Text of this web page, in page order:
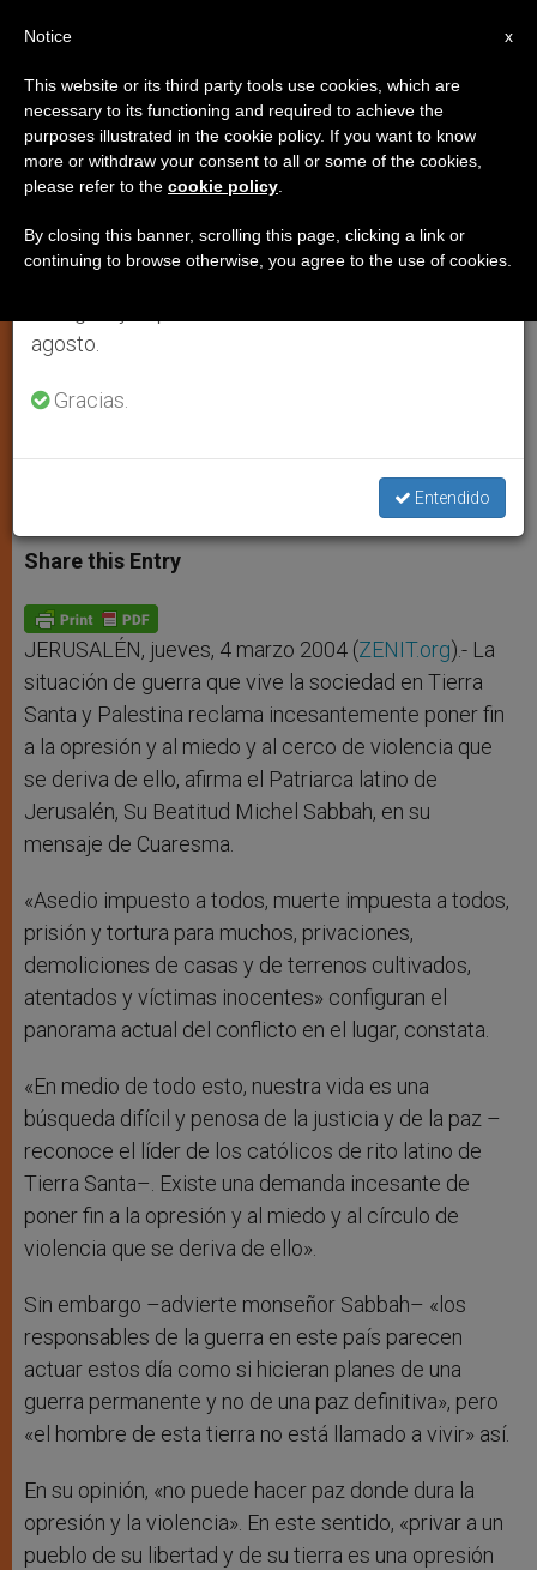
El Patriarca latino de Jerusalén
pide desterrar opresión y miedo
de Tierra Santa
Un lugar que más parece dirigirse a
definitiva, advierte
ARTE Y CULTURA
a
t
s
p
p
s
s
e
g
e
c
e
b
o
k
i a
Share this Entry
JERUSALÉN, jueves, 4 marzo 2004 (ZENIT.org).- La
situación de guerra que vive la sociedad en Tierra
Santa y Palestina reclama incesantemente poner fin
a la opresión y al miedo y al cerco de violencia que
se deriva de ello, afirma el Patriarca latino de
Jerusalén, Su Beatitud Michel Sabbah, en su
mensaje de Cuaresma.
«Asedio impuesto a todos, muerte impuesta a todos,
prisión y tortura para muchos, privaciones,
demoliciones de casas y de terrenos cultivados,
atentados y víctimas inocentes» configuran el
panorama actual del conflicto en el lugar, constata.
«En medio de todo esto, nuestra vida es una
búsqueda difícil y penosa de la justicia y de la paz –
reconoce el líder de los católicos de rito latino de
Tierra Santa–. Existe una demanda incesante de
poner fin a la opresión y al miedo y al círculo de
violencia que se deriva de ello».
Sin embargo –advierte monseñor Sabbah– «los
responsables de la guerra en este país parecen
actuar estos día como si hicieran planes de una
guerra permanente y no de una paz definitiva», pero
«el hombre de esta tierra no está llamado a vivir» así.
En su opinión, «no puede hacer paz donde dura la
opresión y la violencia». En este sentido, «privar a un
pueblo de su libertad y de su tierra es una opresión
×
Aviso importante
Del 27 de julio al 7 de agosto haremos la pausa
anual, aprovechando que en el periodo de verano
se generan menos informaciones y también el
agosto.
Gracias.
Entendido
x
Notice
This website or its third party tools use cookies, which are
necessary to its functioning and required to achieve the
purposes illustrated in the cookie policy. If you want to know
more or withdraw your consent to all or some of the cookies,
please refer to the cookie policy
By closing this banner, scrolling this page, clicking a link or
continuing to browse otherwise, you agree to the use of cookies.